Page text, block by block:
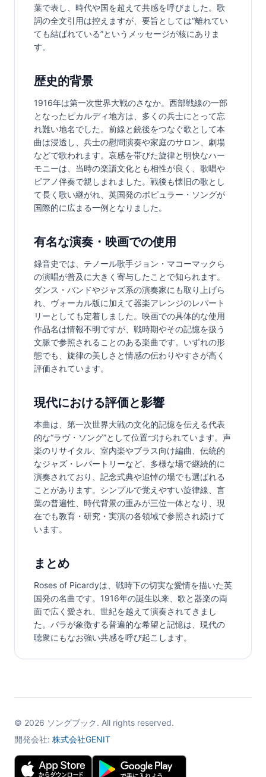
葉で表し、時代や国を超えて共感を呼びました。歌
詞の全文引用は控えますが、要旨としては“離れてい
ても結ばれている”というメッセージが核にありま
す。
歴史的背景
1916年は第一次世界大戦のさなか。西部戦線の一部
となったピカルディ地方は、多くの兵士にとって忘
れ難い地名でした。前線と銃後をつなぐ歌として本
曲は浸透し、兵士の慰問演奏や家庭のサロン、劇場
などで歌われます。哀感を帯びた旋律と明快なハー
モニーは、当時の楽譜文化とも相性が良く、歌唱や
ピアノ伴奏で親しまれました。戦後も懐旧の歌とし
て長く歌い継がれ、英国発のポピュラー・ソングが
国際的に広まる一例となりました。
有名な演奏・映画での使用
録音史では、テノール歌手ジョン・マコーマックら
の演唱が普及に大きく寄与したことで知られます。
ダンス・バンドやジャズ系の演奏家にも取り上げら
れ、ヴォーカル版に加えて器楽アレンジのレパート
リーとしても定着しました。映画での具体的な使用
作品名は情報不明ですが、戦時期やその記憶を扱う
文脈で参照されることのある楽曲です。いずれの形
態でも、旋律の美しさと情感の伝わりやすさが高く
評価されています。
現代における評価と影響
本曲は、第一次世界大戦の文化的記憶を伝える代表
的な“ラヴ・ソング”として位置づけられています。声
楽のリサイタル、室内楽やブラス向け編曲、伝統的
なジャズ・レパートリーなど、多様な場で継続的に
演奏されており、記念式典や追悼の場でも選ばれる
ことがあります。シンプルで覚えやすい旋律線、言
葉の普遍性、時代背景の重みが三位一体となり、現
在でも教育・研究・実演の各領域で参照され続けて
います。
まとめ
Roses of Picardyは、戦時下の切実な愛情を描いた英
国発の名曲です。1916年の誕生以来、歌と器楽の両
面で広く愛され、世紀を越えて演奏されてきまし
た。バラが象徴する普遍的な希望と記憶は、現代の
聴衆にもなお強い共感を呼び起こします。
© 2026 ソングブック. All rights reserved.
開発会社: 株式会社GENIT